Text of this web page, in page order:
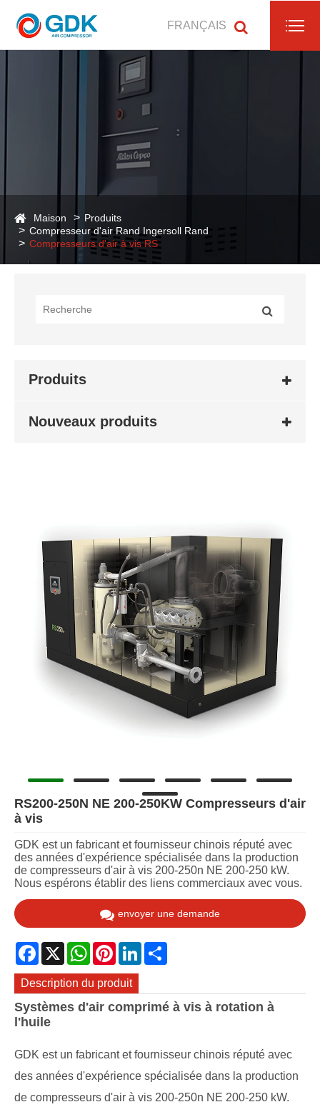
FRANÇAIS
Maison
Produits
Compresseur d'air Rand Ingersoll Rand
Compresseurs d'air à vis RS
Produits
Nouveaux produits
RS200-250N NE 200-250KW Compresseurs d'air
à vis
GDK est un fabricant et fournisseur chinois réputé avec
des années d'expérience spécialisée dans la production
de compresseurs d'air à vis 200-250n NE 200-250 kW.
Nous espérons établir des liens commerciaux avec vous.
envoyer une demande
Facebook
X WhatsApp
PinterestLinkedIn
Description du produit
Systèmes d'air comprimé à vis à rotation à
l'huile
GDK est un fabricant et fournisseur chinois réputé avec
des années d'expérience spécialisée dans la production
de compresseurs d'air à vis 200-250n NE 200-250 kW.